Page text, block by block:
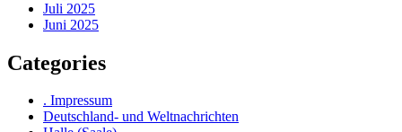
Juli 2025
Juni 2025
Categories
. Impressum
Deutschland- und Weltnachrichten